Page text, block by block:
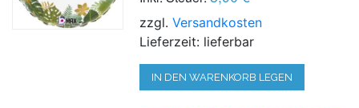
zzgl.Versandkosten
Lieferzeit: lieferbar
IN DEN WARENKORB LEGEN